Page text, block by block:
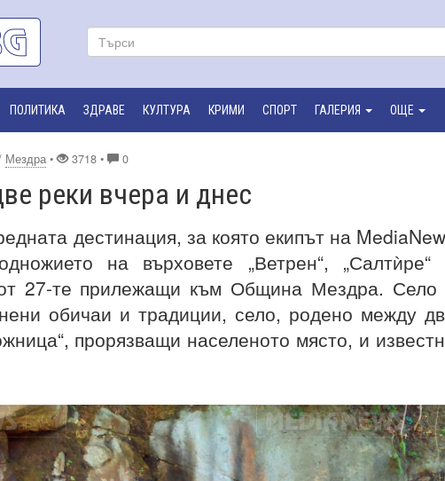
ПОЛИТИКА ЗДРАВЕ КУЛТУРА КРИМИ СПОРТ ГАЛЕРИЯ ОЩЕ
Мездра • 3718 • 0
реки вчера и днес
дестинация, за която екипът на
на върховете „Ветрен“, „Салтѝре“
27-те прилежащи към Община Мездра. Село
обичаи и традиции, село, родено между
прорязващи населеното място, и